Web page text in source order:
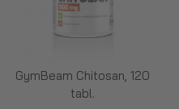
GymBeam Chitosan, 120
tabl.